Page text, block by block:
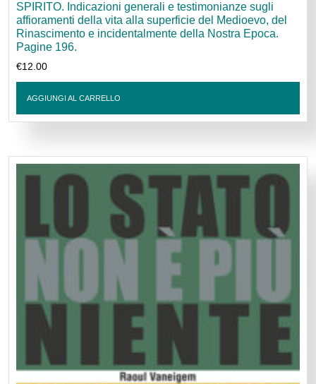
SPIRITO. Indicazioni generali e testimonianze sugli
affioramenti della vita alla superficie del Medioevo, del
Rinascimento e incidentalmente della Nostra Epoca.
Pagine 196.
€12.00
AGGIUNGI AL CARRELLO